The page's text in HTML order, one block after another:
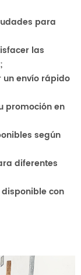
para
las
un envío rápido
promoción en
según
diferentes
con